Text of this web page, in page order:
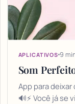
APLICATIVOS 9
Som
App para
🔊⚡ Você já se